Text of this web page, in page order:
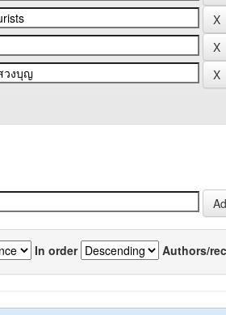
In order Authors/